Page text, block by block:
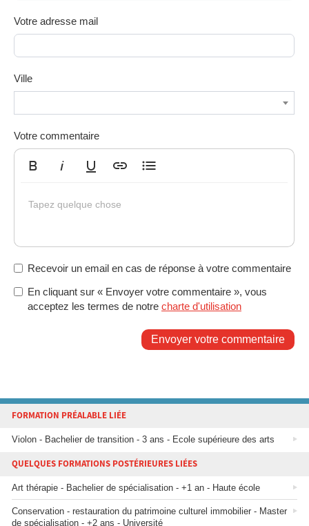
Votre adresse mail
Ville
Votre commentaire
Tapez quelque chose
Recevoir un email en cas de réponse à votre commentaire
En cliquant sur « Envoyer votre commentaire », vous
acceptez les termes de notre charte d'utilisation
Envoyer votre commentaire
FORMATION PRÉALABLE LIÉE
Violon - Bachelier de transition - 3 ans - Ecole supérieure des arts
QUELQUES FORMATIONS POSTÉRIEURES LIÉES
Art thérapie - Bachelier de spécialisation - +1 an - Haute école
Conservation - restauration du patrimoine culturel immobilier - Master
de spécialisation - +2 ans - Université